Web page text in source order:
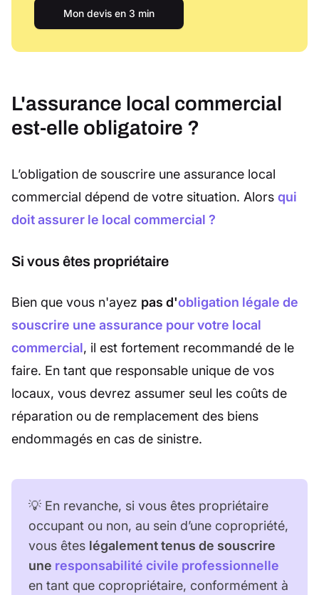
Mon devis en 3 min
L'assurance local commercial
est-elle obligatoire ?
L’obligation de souscrire une assurance local
commercial dépend de votre situation. Alors qui
doit assurer le local commercial ?
Si vous êtes propriétaire
Bien que vous n'ayez pas d'obligation légale de
souscrire une assurance pour votre local
commercial, il est fortement recommandé de le
faire. En tant que responsable unique de vos
locaux, vous devrez assumer seul les coûts de
réparation ou de remplacement des biens
endommagés en cas de sinistre.
💡 En revanche, si vous êtes propriétaire
occupant ou non, au sein d’une copropriété,
vous êtes légalement tenus de souscrire
une responsabilité civile professionnelle
en tant que copropriétaire, conformément à